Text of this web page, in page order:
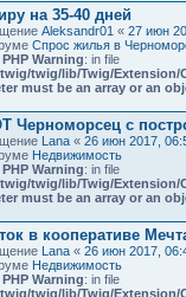
на 35-40 дней
Aleksandr01 « 27 июн
Спрос жилья в
Warning: in file
twig/lib/Twig/Extension/
must be an array or an
Черноморсец с
Lana « 26 июн 2017,
Недвижимость
Warning: in file
twig/lib/Twig/Extension/
must be an array or an
в кооперативе
Lana « 26 июн 2017,
Недвижимость
Warning: in file
twig/lib/Twig/Extension/